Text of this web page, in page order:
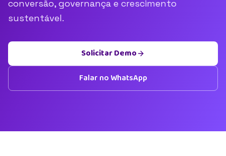
conversão, governança e crescimento
sustentável.
Solicitar Demo
Falar no WhatsApp